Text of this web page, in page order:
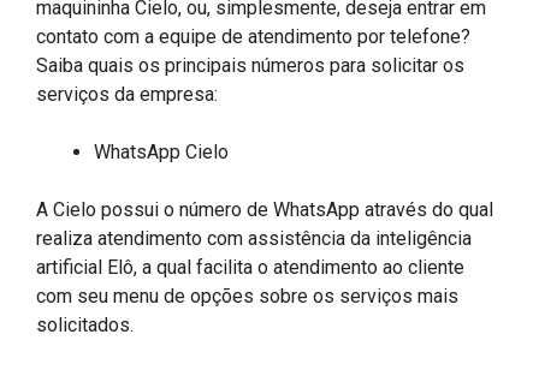
maquininha Cielo, ou, simplesmente, deseja entrar em
contato com a equipe de atendimento por telefone?
Saiba quais os principais números para solicitar os
serviços da empresa:
WhatsApp Cielo
A Cielo possui o número de WhatsApp através do qual
realiza atendimento com assistência da inteligência
artificial Elô, a qual facilita o atendimento ao cliente
com seu menu de opções sobre os serviços mais
solicitados.